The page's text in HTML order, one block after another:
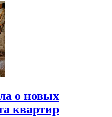
о новых
квартир